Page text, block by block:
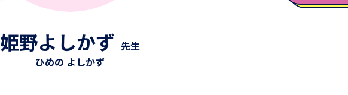
姫野よしかず 先生
ひめの よしかず